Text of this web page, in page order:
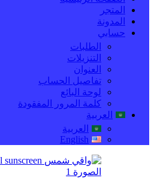
المتجر
المدونة
حسابي
الطلبات
التنزيلات
العنوان
تفاصيل الحساب
لوحة البائع
كلمة المرور المفقودة
العربية
العربية
English